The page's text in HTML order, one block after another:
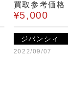
買取参考価格
¥5,000
ジバンシィ
2022/09/07